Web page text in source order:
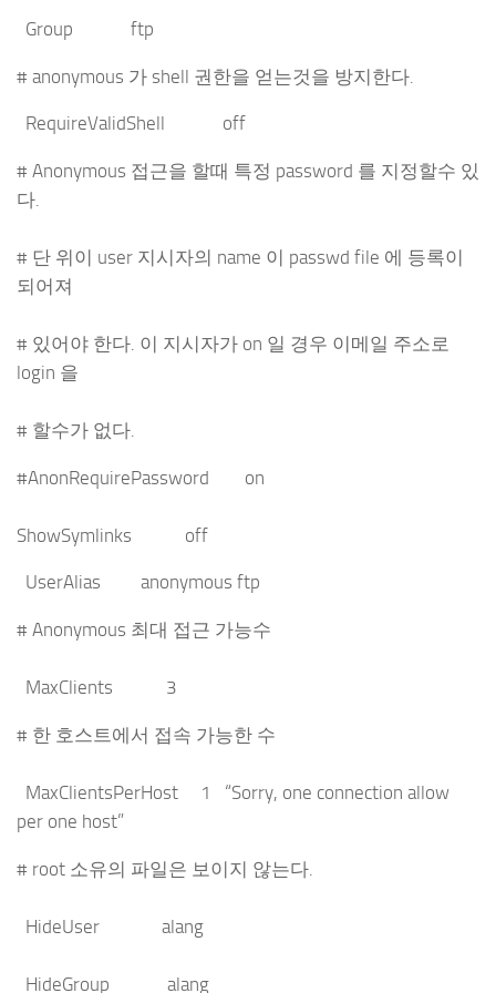
Group ftp
# anonymous 가 shell 권한을 얻는것을 방지한다.
RequireValidShell off
# Anonymous 접근을 할때 특정 password 를 지정할수 있
다.
# 단 위이 user 지시자의 name 이 passwd file 에 등록이
되어져
# 있어야 한다. 이 지시자가 on 일 경우 이메일 주소로
login 을
# 할수가 없다.
#AnonRequirePassword on
ShowSymlinks off
UserAlias anonymous ftp
# Anonymous 최대 접근 가능수
MaxClients 3
# 한 호스트에서 접속 가능한 수
MaxClientsPerHost 1 “Sorry, one connection allow
per one host”
# root 소유의 파일은 보이지 않는다.
HideUser alang
HideGroup alang